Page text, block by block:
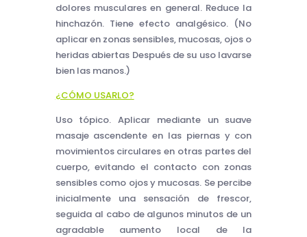
dolores musculares en general. Reduce la
hinchazón. Tiene efecto analgésico. (No
aplicar en zonas sensibles, mucosas, ojos o
heridas abiertas Después de su uso lavarse
bien las manos.)
¿CÓMO USARLO?
Uso tópico. Aplicar mediante un suave
masaje ascendente en las piernas y con
movimientos circulares en otras partes del
cuerpo, evitando el contacto con zonas
sensibles como ojos y mucosas. Se percibe
inicialmente una sensación de frescor,
seguida al cabo de algunos minutos de un
agradable aumento local de la